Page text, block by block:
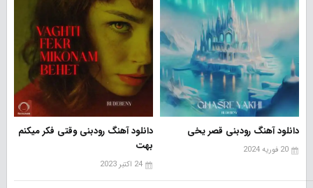
دانلود آهنگ رودبنی قصر یخی
20 فوریه 2024
دانلود آهنگ رودبنی وقتی فکر میکنم
بهت
24 اکتبر 2023